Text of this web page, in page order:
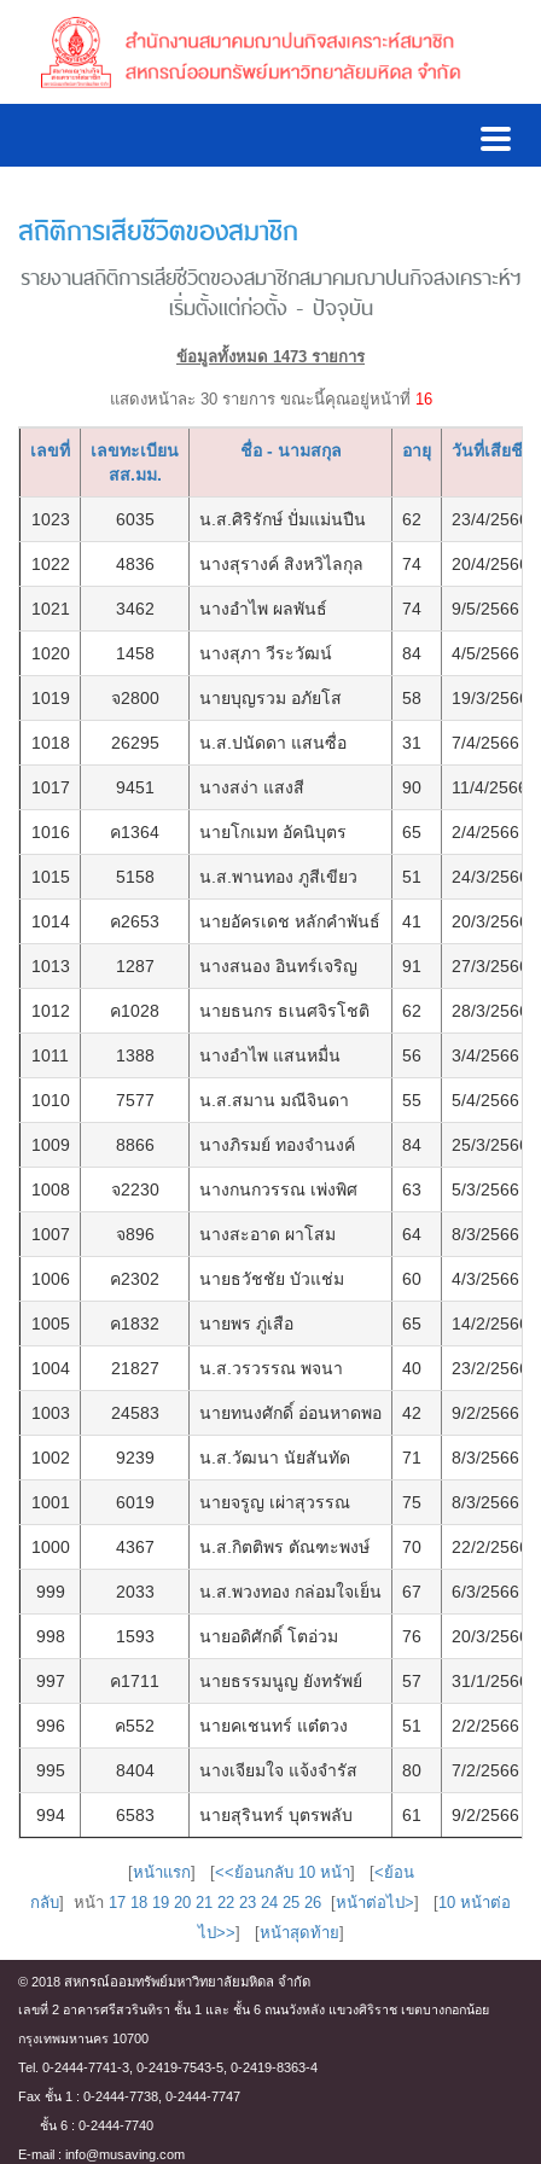
สถิติการเสียชีวิตของสมาชิก
รายงานสถิติการเสียชีวิตของสมาชิกสมาคมฌาปนกิจสงเคราะห์ฯ
เริ่มตั้งแต่ก่อตั้ง - ปัจจุบัน
ข้อมูลทั้งหมด 1473 รายการ
แสดงหน้าละ 30 รายการ ขณะนี้คุณอยู่หน้าที่ 16
เลขที่
เลขทะเบียน
สส.มม.
ชื่อ - นามสกุล อายุ วันที่เสียชีวิ
1023 6035 น.ส.ศิริรักษ์ ปั่มแม่นปืน 62 23/4/2566
1022 4836 นางสุรางค์ สิงหวิไลกุล 74 20/4/2566
1021 3462 นางอำไพ ผลพันธ์ 74 9/5/2566
1020 1458 นางสุภา วีระวัฒน์ 84 4/5/2566
1019 จ2800 นายบุญรวม อภัยโส 58 19/3/2566
1018 26295 น.ส.ปนัดดา แสนซื่อ 31 7/4/2566
1017 9451 นางสง่า แสงสี 90 11/4/2566
1016 ค1364 นายโกเมท อัคนิบุตร 65 2/4/2566
1015 5158 น.ส.พานทอง ภูสีเขียว 51 24/3/2566
1014 ค2653 นายอัครเดช หลักคำพันธ์ 41 20/3/2566
1013 1287 นางสนอง อินทร์เจริญ 91 27/3/2566
1012 ค1028 นายธนกร ธเนศจิรโชติ 62 28/3/2566
1011 1388 นางอำไพ แสนหมื่น 56 3/4/2566
1010 7577 น.ส.สมาน มณีจินดา 55 5/4/2566
1009 8866 นางภิรมย์ ทองจำนงค์ 84 25/3/2566
1008 จ2230 นางกนกวรรณ เพ่งพิศ 63 5/3/2566
1007 จ896 นางสะอาด ผาโสม 64 8/3/2566
1006 ค2302 นายธวัชชัย บัวแช่ม 60 4/3/2566
1005 ค1832 นายพร ภู่เสือ 65 14/2/2566
1004 21827 น.ส.วรวรรณ พจนา 40 23/2/2566
1003 24583 นายทนงศักดิ์ อ่อนหาดพอ 42 9/2/2566
1002 9239 น.ส.วัฒนา นัยสันทัด 71 8/3/2566
1001 6019 นายจรูญ เผ่าสุวรรณ 75 8/3/2566
1000 4367 น.ส.กิตติพร ตัณฑะพงษ์ 70 22/2/2566
999 2033 น.ส.พวงทอง กล่อมใจเย็น 67 6/3/2566
998 1593 นายอดิศักดิ์ โตอ่วม 76 20/3/2566
997 ค1711 นายธรรมนูญ ยังทรัพย์ 57 31/1/2566
996 ค552 นายคเชนทร์ แต๋ตวง 51 2/2/2566
995 8404 นางเจียมใจ แจ้งจำรัส 80 7/2/2566
994 6583 นายสุรินทร์ บุตรพลับ 61 9/2/2566
[หน้าแรก] [<<ย้อนกลับ 10 หน้า] [<ย้อน
กลับ] หน้า 17 18 19 20 21 22 23 24 25 26 [หน้าต่อไป>] [10 หน้าต่อ
ไป>>] [หน้าสุดท้าย]
© 2018 สหกรณ์ออมทรัพย์มหาวิทยาลัยมหิดล จำกัด
เลขที่ 2 อาคารศรีสวรินทิรา ชั้น 1 และ ชั้น 6 ถนนวังหลัง แขวงศิริราช เขตบางกอกน้อย
กรุงเทพมหานคร 10700
Tel. 0-2444-7741-3, 0-2419-7543-5, 0-2419-8363-4
Fax ชั้น 1 : 0-2444-7738, 0-2444-7747
ชั้น 6 : 0-2444-7740
E-mail : info@musaving.com